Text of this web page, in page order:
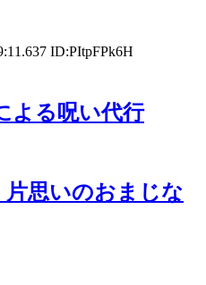
ID:PItpFPk6H
よる呪い代行
片思いのおまじな